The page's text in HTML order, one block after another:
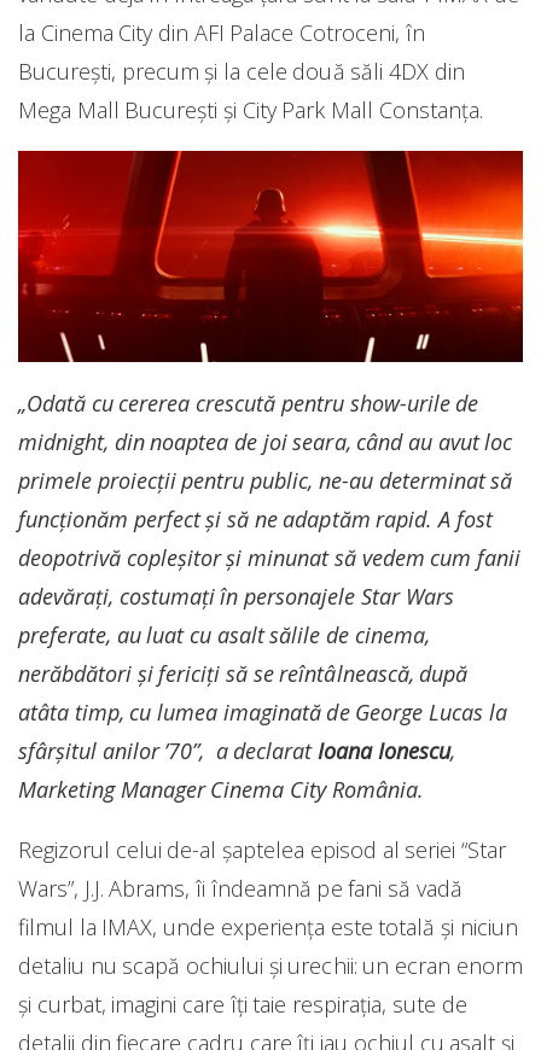
la Cinema City din AFI Palace Cotroceni, în
Bucureşti, precum şi la cele două săli 4DX din
Mega Mall Bucureşti şi City Park Mall Constanţa.
„Odată cu cererea crescută pentru show-urile de
midnight, din noaptea de joi seara, când au avut loc
primele proiecţii pentru public, ne-au determinat să
funcţionăm perfect şi să ne adaptăm rapid. A fost
deopotrivă copleşitor şi minunat să vedem cum fanii
adevăraţi, costumaţi în personajele Star Wars
preferate, au luat cu asalt sălile de cinema,
nerăbdători şi fericiţi să se reîntâlnească, după
atâta timp, cu lumea imaginată de George Lucas la
sfârşitul anilor ’70”, a declarat Ioana Ionescu,
Marketing Manager Cinema City România.
Regizorul celui de-al şaptelea episod al seriei “Star
Wars”, J.J. Abrams, îi îndeamnă pe fani să vadă
filmul la IMAX, unde experienţa este totală şi niciun
detaliu nu scapă ochiului şi urechii: un ecran enorm
şi curbat, imagini care îţi taie respiraţia, sute de
detalii din fiecare cadru care îţi iau ochiul cu asalt şi